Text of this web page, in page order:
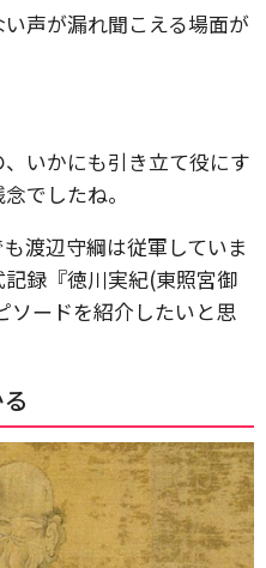
声が漏れ聞こえる場面が
いかにも引き立て役にす
でしたね。
渡辺守綱は従軍していま
録『徳川実紀(東照宮御
ソードを紹介したいと思